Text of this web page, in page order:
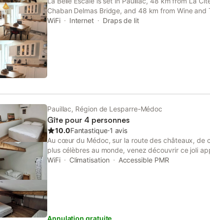
Chaban Delmas Bridge, and 48 km from Wine and
property features river and city views, and is 45
WiFi Internet Draps de lit
Pauillac, Région de Lesparre-Médoc
Gîte pour 4 personnes
10.0Fantastique⋅1 avis
Au cœur du Médoc, sur la route des châteaux, de
plus célèbres au monde, venez découvrir ce joli
ville de Pauillac. Proche de tous commerces, vous
WiFi Climatisation Accessible PMR
Annulation gratuite